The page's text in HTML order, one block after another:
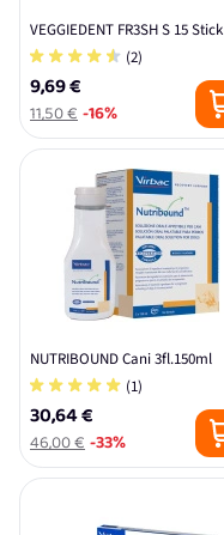
VEGGIEDENT FR3SH S 15 Stick
(2)
9,69 €
11,50 €-16%
NUTRIBOUND Cani 3fl.150ml
(1)
30,64 €
46,00 €-33%